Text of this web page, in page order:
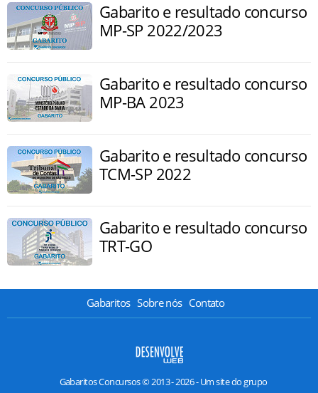
Gabarito e resultado concurso
MP-SP 2022/2023
Gabarito e resultado concurso
MP-BA 2023
Gabarito e resultado concurso
TCM-SP 2022
Gabarito e resultado concurso
TRT-GO
Gabaritos Sobre nós Contato
Gabaritos Concursos © 2013 - 2026 - Um site do grupo